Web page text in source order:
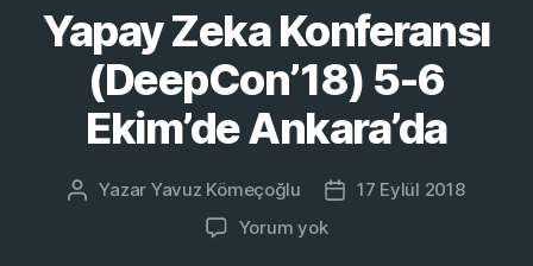
Yapay Zeka Konferansı
(DeepCon’18) 5-6
Ekim’de Ankara’da
Yazının
Yazar Yavuz Kömeçoğlu
Yazı17 Eylül 2018
Yorum yokYapay